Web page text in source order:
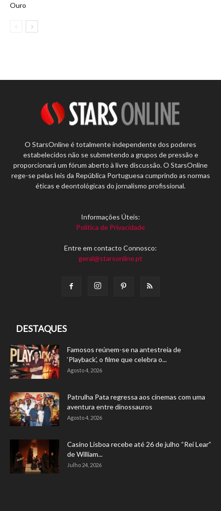
Ouro
O StarsOnline é totalmente independente dos poderes
estabelecidos não se submetendo a grupos de pressão e
proporcionará um fórum aberto à livre discussão. O StarsOnline
rege-se pelas leis da República Portuguesa cumprindo as normas
éticas e deontológicas do jornalismo profissional.
Informações Úteis:
Política de Privacidade
Entre em contacto Connosco:
geral@starsonline.pt
DESTAQUES
Famosos reúnem-se na antestreia de
‘Playback’, o filme que celebra o...
Agosto 4, 2026
Patrulha Pata regressa aos cinemas com uma
aventura entre dinossauros
Agosto 4, 2026
Casino Lisboa recebe até 26 de julho “Rei Lear”
de William...
Julho 24, 2026